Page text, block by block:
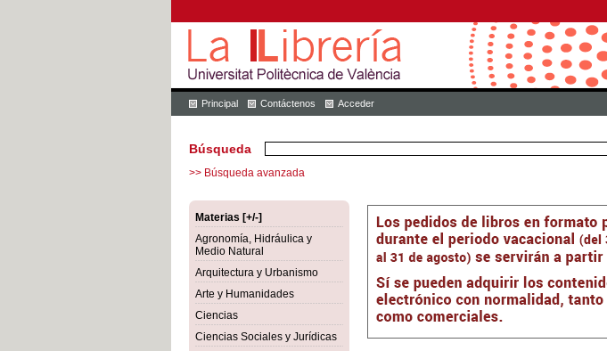
Principal Contáctenos Acceder
Búsqueda
>> Búsqueda avanzada
Materias [+/-]
Agronomía, Hidráulica y
Medio Natural
Arquitectura y Urbanismo
Arte y Humanidades
Ciencias
Ciencias Sociales y Jurídicas